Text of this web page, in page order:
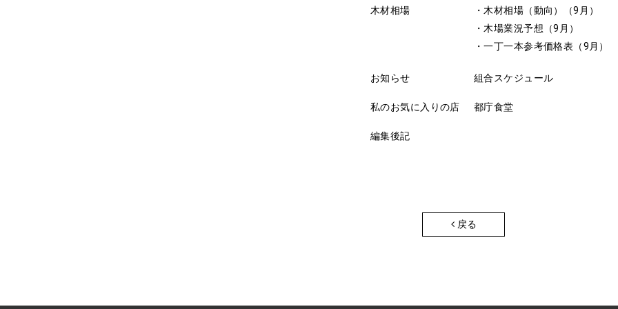
木材相場
・木材相場（動向）（9月）
・木場業況予想（9月）
・一丁一本参考価格表（9月）
お知らせ 組合スケジュール
私のお気に入りの店 都庁食堂
編集後記
戻る